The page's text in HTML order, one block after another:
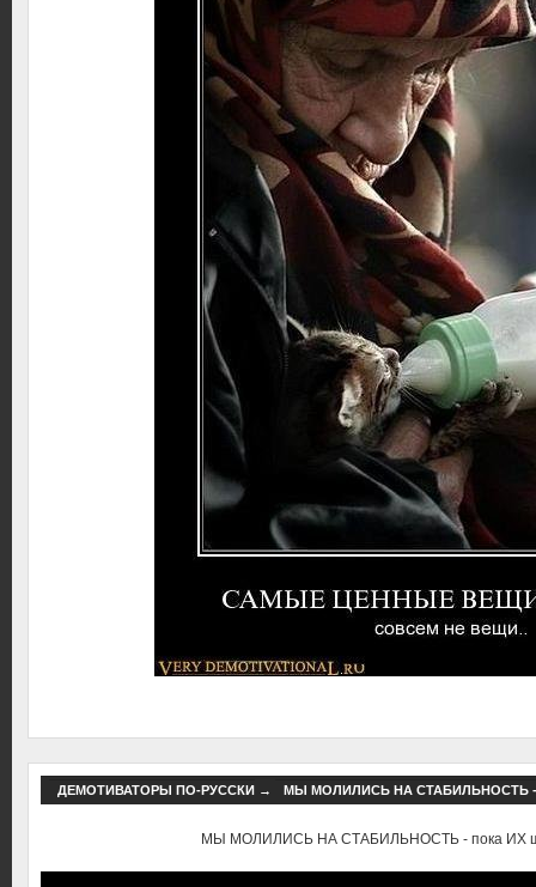
ДЕМОТИВАТОРЫ ПО-РУССКИ→ МЫ МОЛИЛИСЬ НА СТАБИЛЬНОСТЬ
МЫ МОЛИЛИСЬ НА СТАБИЛЬНОСТЬ - пока ИХ